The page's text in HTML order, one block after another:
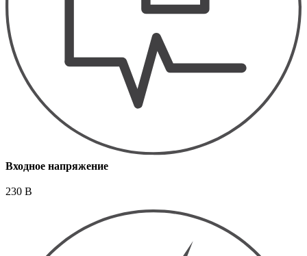
Входное напряжение
230 В